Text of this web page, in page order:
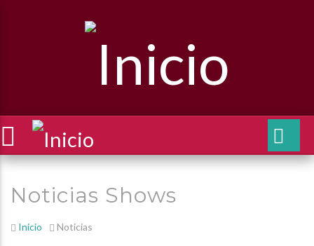
Noticias Shows
Inicio Noticias